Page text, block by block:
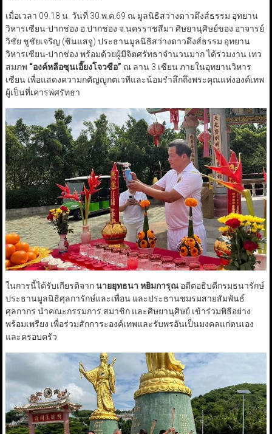
เมื่อเวลา 09.18 น. วันที่ 30 พ.ค.69 ณ มูลนิธิสว่างดาวดึงส์ธรรม อุทยาน
วิหารเซียน-ปากช่อง อ.ปากช่อง จ.นครราชสีมา ศิษยานุศิษย์ของ อาจารย์
วิชัย ชูชัยเจริญ (ซินแสจู) ประธานมูลนิธิสว่างดาวดึงส์ธรรม อุทยาน
วิหารเซียน-ปากช่อง พร้อมด้วยผู้มีจิตศรัทธาจำนวนมาก ได้ร่วมงาน เทว
สมภพ “องค์หลือซุนเอี๊ยงโจวซือ” ณ ลาน 3 เซียน ภายในอุทยานวิหาร
เซียน เพื่อแสดงความกตัญญูกตเวทีและน้อมรำลึกถึงพระคุณแห่งองค์เทพ
ผู้เป็นที่เคารพศรัทธา
ในการนี้ได้รับเกียรติจากนายยุทธนา หยิมการุณอดีตอธิบดีกรมธนารักษ์
ประธานมูลนิธิศุลการักษ์และเพื่อน และประธานชมรมสายสัมพันธ์
ศุลกากร นำคณะกรรมการ สมาชิก และศิษยานุศิษย์ เข้าร่วมพิธีอย่าง
พร้อมเพรียง เพื่อร่วมสักการะองค์เทพและรับพรอันเป็นมงคลแก่ตนเอง
และครอบครัว